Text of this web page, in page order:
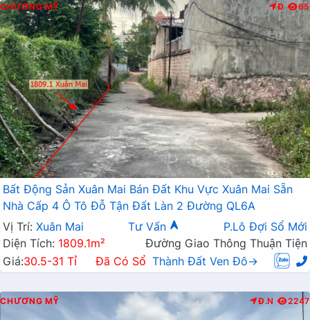
CHƯƠNG MỸ Đ 65
Bất Động Sản Xuân Mai Bán Đất Khu Vực Xuân Mai Sẵn
Nhà Cấp 4 Ô Tô Đỗ Tận Đất Làn 2 Đường QL6A
Vị Trí: Xuân Mai Tư Vấn
P.Lô Đợi Sổ Mới
Diện Tích: 1809.1m²
Đường Giao Thông Thuận Tiện
Giá:30.5-31 Tỉ Đã Có Sổ Thành Đất Ven Đô→
CHƯƠNG MỸ Đ.N 2247